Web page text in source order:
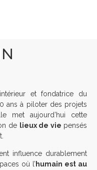
et fondatrice du
ans à piloter des projets
met aujourd’hui cette
de lieux de vie pensés
influence durablement
où l’ humain est au